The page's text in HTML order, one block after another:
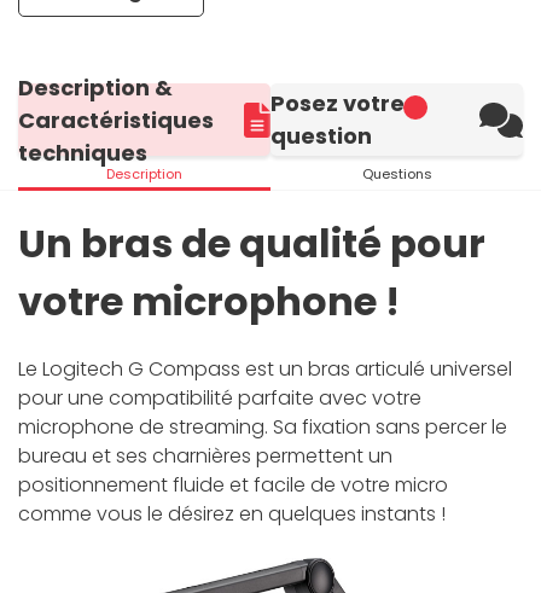
Description &
Caractéristiques
techniques
Description
Posez votre
question
Questions
Un bras de qualité pour
votre microphone !
Le Logitech G Compass est un bras articulé universel
pour une compatibilité parfaite avec votre
microphone de streaming. Sa fixation sans percer le
bureau et ses charnières permettent un
positionnement fluide et facile de votre micro
comme vous le désirez en quelques instants !